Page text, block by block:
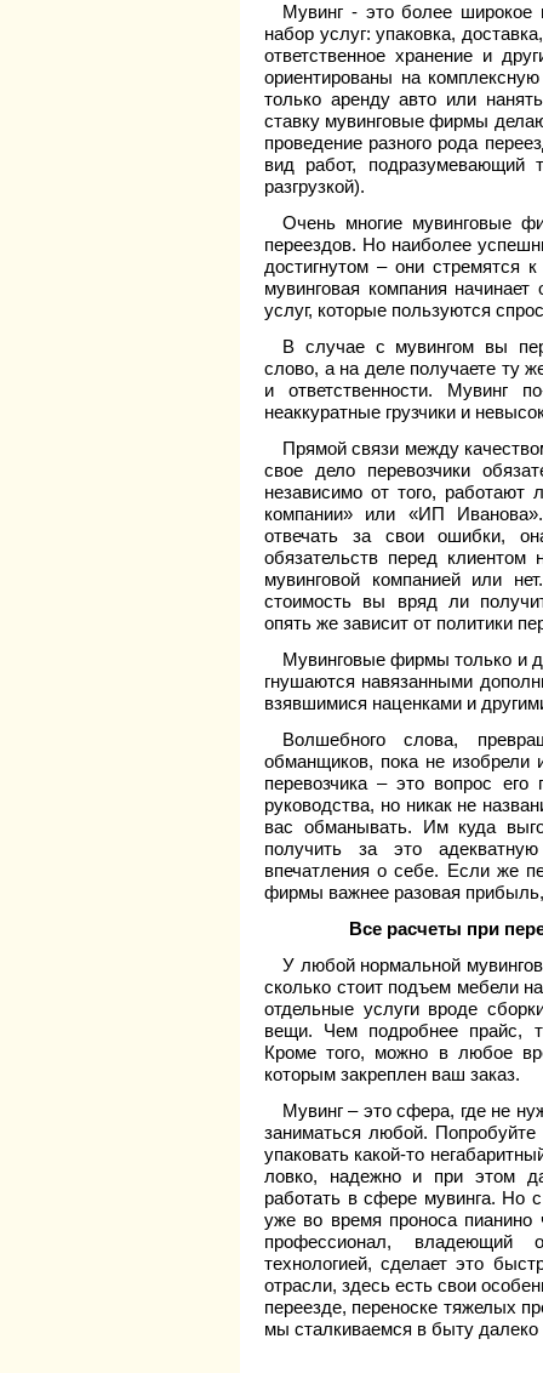
Мувинг - это более широкое
набор услуг: упаковка,
ответственное хранение и
ориентированы на
только аренду авто или
ставку мувинговые фирмы
проведение разного рода
вид работ, подразумевающий
разгрузкой).
Очень многие мувинговые
переездов. Но наиболее
достигнутом – они стремятся
мувинговая компания
услуг, которые пользуются
В случае с мувингом вы
слово, а на деле получаете ту
и ответственности. Мувинг
неаккуратные грузчики и
Прямой связи между
свое дело перевозчики
независимо от того,
компании» или «ИП
отвечать за свои ошибки,
обязательств перед клиентом
мувинговой компанией или
стоимость вы вряд ли
опять же зависит от политики
Мувинговые фирмы только и
гнушаются навязанными
взявшимися наценками и
Волшебного слова,
обманщиков, пока не изобрели
перевозчика – это вопрос его
руководства, но никак не
вас обманывать. Им куда
получить за это
впечатления о себе. Если же
фирмы важнее разовая
Все расчеты при
У любой нормальной
сколько стоит подъем мебели
отдельные услуги вроде
вещи. Чем подробнее прайс,
Кроме того, можно в любое
которым закреплен ваш заказ.
Мувинг – это сфера, где не
заниматься любой. Попробуйте
упаковать какой-то
ловко, надежно и при этом
работать в сфере мувинга. Но
уже во время проноса
профессионал, владеющий
технологией, сделает это
отрасли, здесь есть свои
переезде, переноске тяжелых
мы сталкиваемся в быту